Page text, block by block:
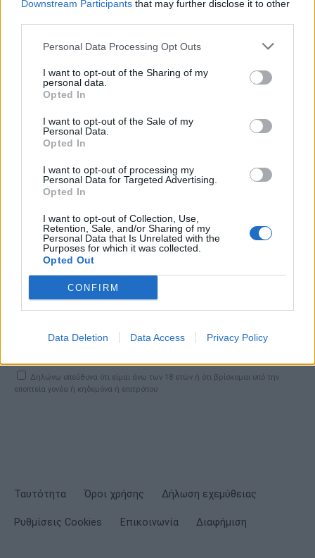
Downstream Participants that may further disclose it to other
Personal Data Processing Opt Outs
I want to opt-out of the Sharing of my
personal data.
Opted In
I want to opt-out of the Sale of my
Personal Data.
Opted In
I want to opt-out of processing my
Personal Data for Targeted Advertising.
Opted In
I want to opt-out of Collection, Use,
Retention, Sale, and/or Sharing of my
Personal Data that Is Unrelated with the
Purposes for which it was collected.
Opted Out
CONFIRM
Data Deletion Data Access Privacy Policy
σώμα μας.
Εγγραφή στο Newsletter
Σημαντικά νέα για την υγεία στο mail σας καθημερινά
ΕΓΓΡΑΦΗ
Έχω διαβάσει, κατανοώ και αποδέχομαι τους όρους χρήσης και τη
Δηλώνω υπεύθυνα ότι είμαι άνω των 18 ετών ή ότι βρίσκομαι υπό την
εποπτεία γονέα ή κηδεμόνα ή επιτρόπου
Ταυτότητα Όροι χρήσης Δήλωση εχεμύθειας
Ρυθμίσεις Cookies Επικοινωνία Διαφήμιση